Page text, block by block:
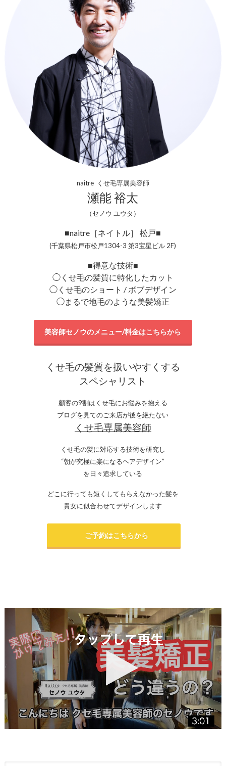
naitre くせ毛専属美容師
瀬能 裕太
（セノウ ユウタ）
■naitre［ネイトル］ 松戸■
(千葉県松戸市松戸1304-3 第3宝星ビル 2F)
■得意な技術■
◯くせ毛の髪質に特化したカット
◯くせ毛のショート / ボブデザイン
◯まるで地毛のような美髪矯正
美容師セノウのメニュー/料金はこちらから
くせ毛の髪質を扱いやすくする
スペシャリスト
顧客の9割はくせ毛にお悩みを抱える
ブログを見てのご来店が後を絶たない
くせ毛専属美容師
くせ毛の髪に対応する技術を研究し
“朝が究極に楽になるヘアデザイン”
を日々追求している
どこに行っても短くしてもらえなかった髪を
貴女に似合わせてデザインします
ご予約はこちらから